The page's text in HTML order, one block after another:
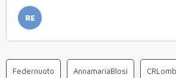
RE
Federnuoto AnnamariaBlosi